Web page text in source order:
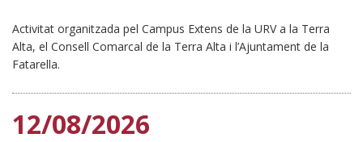
Activitat organitzada pel Campus Extens de la URV a la Terra
Alta, el Consell Comarcal de la Terra Alta i l’Ajuntament de la
Fatarella.
12/08/2026